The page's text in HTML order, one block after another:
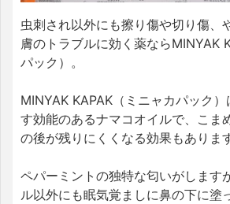
虫刺され以外にも擦り傷や切り傷、
膚のトラブルに効く薬ならMINYAK
パック）。
MINYAK KAPAK（ミニャカパック
す効能のあるナマコオイルで、こま
の後が残りにくくなる効果もあります
ペパーミントの独特な匂いがします
ル以外にも眠気覚ましに鼻の下に塗